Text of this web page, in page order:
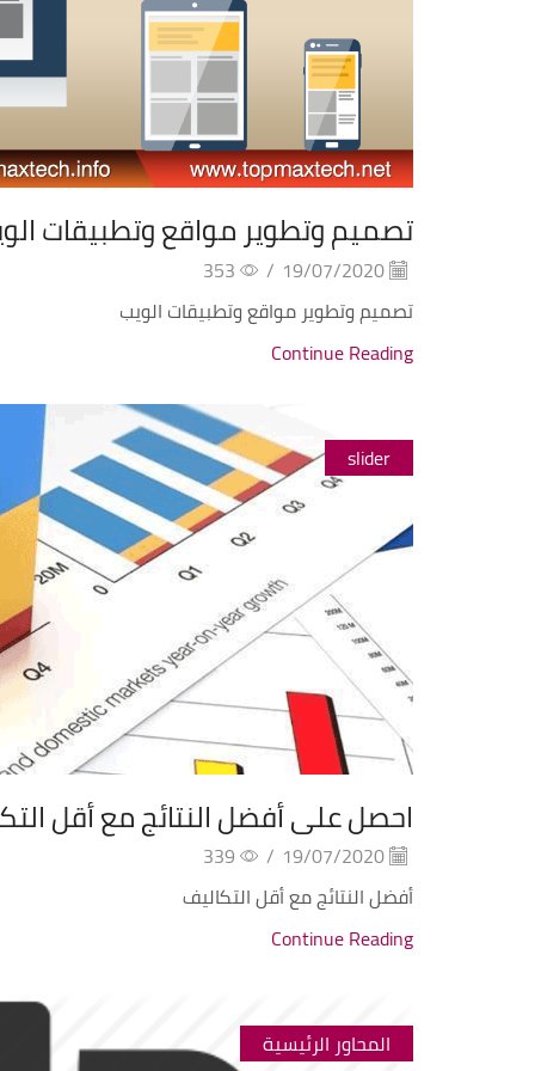
تصميم وتطوير مواقع وتطبيقات
/
353
تصميم وتطوير مواقع وتطبيقات الويب
Continue Reading
slider
احصل على أفضل النتائج مع أقل
/
339
أفضل النتائج مع أقل التكاليف
Continue Reading
المحاور الرئيسية